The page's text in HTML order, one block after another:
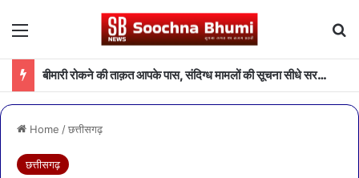
Menu
बीमारी रोकने की ताक़त आपके पास, संदिग्ध मामलों की सूचना सीधे सरकार तक पहुंचाएं
Home /छत्तीसगढ़
छत्तीसगढ़